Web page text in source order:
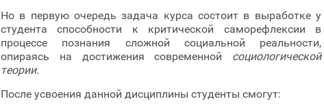
Но в первую очередь задача курса состоит в выработке у
студента способности к критической саморефлексии в
процессе познания сложной социальной реальности,
опираясь на достижения современной социологической
теории.
После усвоения данной дисциплины студенты смогут: